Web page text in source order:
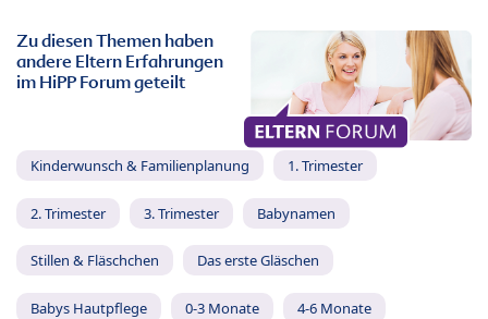
Zu diesen Themen haben
andere Eltern Erfahrungen
im HiPP Forum geteilt
Kinderwunsch & Familienplanung 1. Trimester
2. Trimester 3. Trimester Babynamen
Stillen & Fläschchen Das erste Gläschen
Babys Hautpflege 0-3 Monate 4-6 Monate